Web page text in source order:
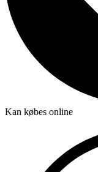
Kan købes online